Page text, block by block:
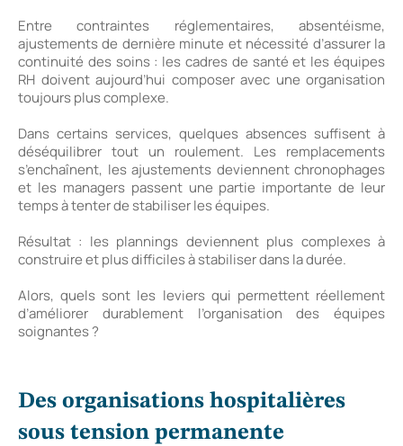
Entre contraintes réglementaires, absentéisme,
ajustements de dernière minute et nécessité d’assurer la
continuité des soins : les cadres de santé et les équipes
RH doivent aujourd’hui composer avec une organisation
toujours plus complexe.
Dans certains services, quelques absences suffisent à
déséquilibrer tout un roulement. Les remplacements
s’enchaînent, les ajustements deviennent chronophages
et les managers passent une partie importante de leur
temps à tenter de stabiliser les équipes.
Résultat : les plannings deviennent plus complexes à
construire et plus difficiles à stabiliser dans la durée.
Alors, quels sont les leviers qui permettent réellement
d’améliorer durablement l’organisation des équipes
soignantes ?
Des organisations hospitalières
sous tension permanente